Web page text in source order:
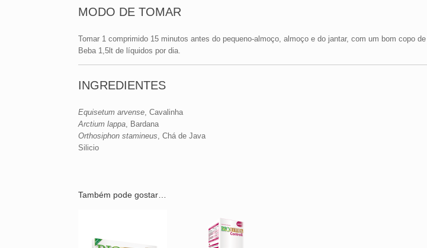
MODO DE TOMAR
Tomar 1 comprimido 15 minutos antes do pequeno-almoço, almoço e do jantar, com um bom copo de
Beba 1,5lt de líquidos por dia.
INGREDIENTES
Equisetum arvense , Cavalinha
Arctium lappa , Bardana
Orthosiphon stamineus , Chá de Java
Silicio
Também pode gostar…